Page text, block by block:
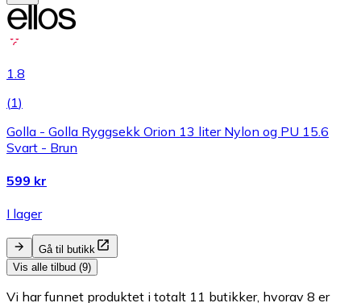
1.8
(1)
Golla - Golla Ryggsekk Orion 13 liter Nylon og PU 15.6
Svart - Brun
599 kr
I lager
Gå til butikk
Vis alle tilbud (9)
Vi har funnet produktet i totalt 11 butikker, hvorav 8 er